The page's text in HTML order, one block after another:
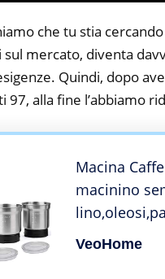
che tu stia
mercato, diventa
Quindi, dopo
97, alla fine l’abbiamo
Macina
macinino
VeoHome